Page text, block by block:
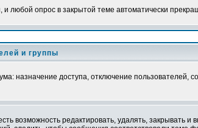
опрос в закрытой теме автоматически
и группы
доступа, отключение пользователей,
возможность редактировать, удалять, закрывать